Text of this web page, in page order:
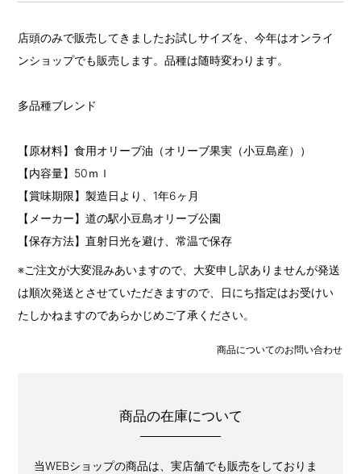
店頭のみで販売してきましたお試しサイズを、今年はオンライ
ンショップでも販売します。品種は随時変わります。
多品種ブレンド
【原材料】食用オリーブ油（オリーブ果実（小豆島産））
【内容量】50ｍｌ
【賞味期限】製造日より、1年6ヶ月
【メーカー】道の駅小豆島オリーブ公園
【保存方法】直射日光を避け、常温で保存
※ご注文が大変混みあいますので、大変申し訳ありませんが発送
は順次発送とさせていただきますので、日にち指定はお受けい
たしかねますのであらかじめご了承ください。
商品についてのお問い合わせ
商品の在庫について
当WEBショップの商品は、実店舗でも販売をしておりま